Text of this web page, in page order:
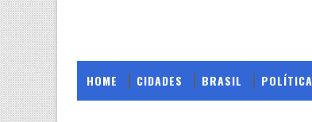
HOME CIDADES BRASIL POLÍTICA